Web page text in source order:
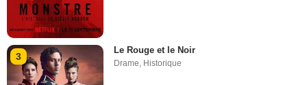
3
Le Rouge et le Noir
Drame, Historique